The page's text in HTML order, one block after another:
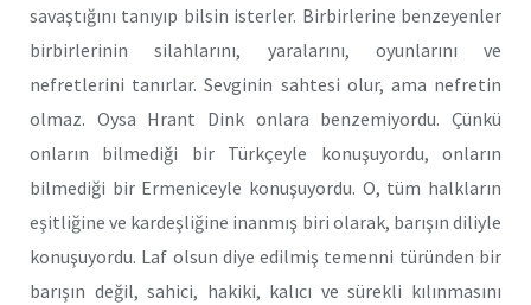
savaştığını tanıyıp bilsin isterler. Birbirlerine benzeyenler
birbirlerinin silahlarını, yaralarını, oyunlarını ve
nefretlerini tanırlar. Sevginin sahtesi olur, ama nefretin
olmaz. Oysa Hrant Dink onlara benzemiyordu. Çünkü
onların bilmediği bir Türkçeyle konuşuyordu, onların
bilmediği bir Ermeniceyle konuşuyordu. O, tüm halkların
eşitliğine ve kardeşliğine inanmış biri olarak, barışın diliyle
konuşuyordu. Laf olsun diye edilmiş temenni türünden bir
barışın değil, sahici, hakiki, kalıcı ve sürekli kılınmasını